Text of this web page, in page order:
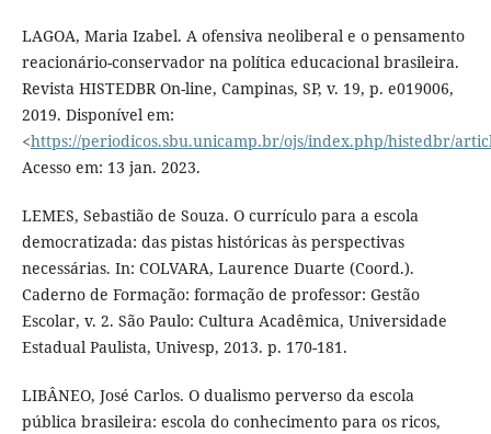
LAGOA, Maria Izabel. A ofensiva neoliberal e o pensamento
reacionário-conservador na política educacional brasileira.
Revista HISTEDBR On-line, Campinas, SP, v. 19, p. e019006,
2019. Disponível em:
<https://periodicos.sbu.unicamp.br/ojs/index.php/histedbr/
Acesso em: 13 jan. 2023.
LEMES, Sebastião de Souza. O currículo para a escola
democratizada: das pistas históricas às perspectivas
necessárias. In: COLVARA, Laurence Duarte (Coord.).
Caderno de Formação: formação de professor: Gestão
Escolar, v. 2. São Paulo: Cultura Acadêmica, Universidade
Estadual Paulista, Univesp, 2013. p. 170-181.
LIBÂNEO, José Carlos. O dualismo perverso da escola
pública brasileira: escola do conhecimento para os ricos,